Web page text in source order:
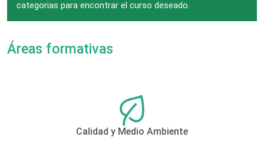
categorias para encontrar el curso deseado.
Áreas formativas
Calidad y Medio Ambiente